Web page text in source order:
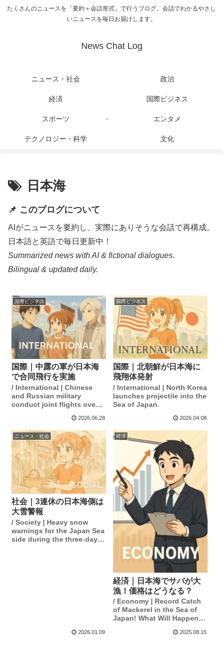
たくさんのニュースを「要約＋会話形式」で行うブログ。会話でわかるやさし
いニュースを毎日お届けします。
News Chat Log
ニュース・社会 政治
経済 国際ビジネス
スポーツ エンタメ
テクノロジー・科学 文化
日本海
📌 このブログについて
AIがニュースを要約し、実際にありそうな会話で再構成。
日本語と英語で毎日更新中！
Summarized news with AI & fictional dialogues.
Bilingual & updated daily.
国際ビジネス
国際｜中露の軍が日本海
で合同飛行を実施
/ International | Chinese
and Russian military
conduct joint flights over
2026.06.28
国際ビジネス
国際｜北朝鮮が日本海に
飛翔体発射
/ International | North Korea
launches projectile into the
Sea of Japan.
2026.04.08
ニュース・社会
社会｜3連休の日本海側は
大雪警報
/ Society | Heavy snow
warnings for the Japan Sea
side during the three-day
2026.01.09
経済
経済｜日本海でサバが大
漁！価格はどうなる？
/ Economy | Record Catch
of Mackerel in the Sea of
Japan! What Will Happen
2025.08.15